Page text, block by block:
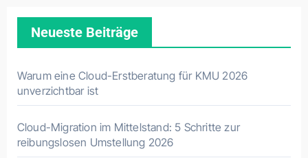
Neueste Beiträge
Warum eine Cloud-Erstberatung für KMU 2026
unverzichtbar ist
Cloud-Migration im Mittelstand: 5 Schritte zur
reibungslosen Umstellung 2026